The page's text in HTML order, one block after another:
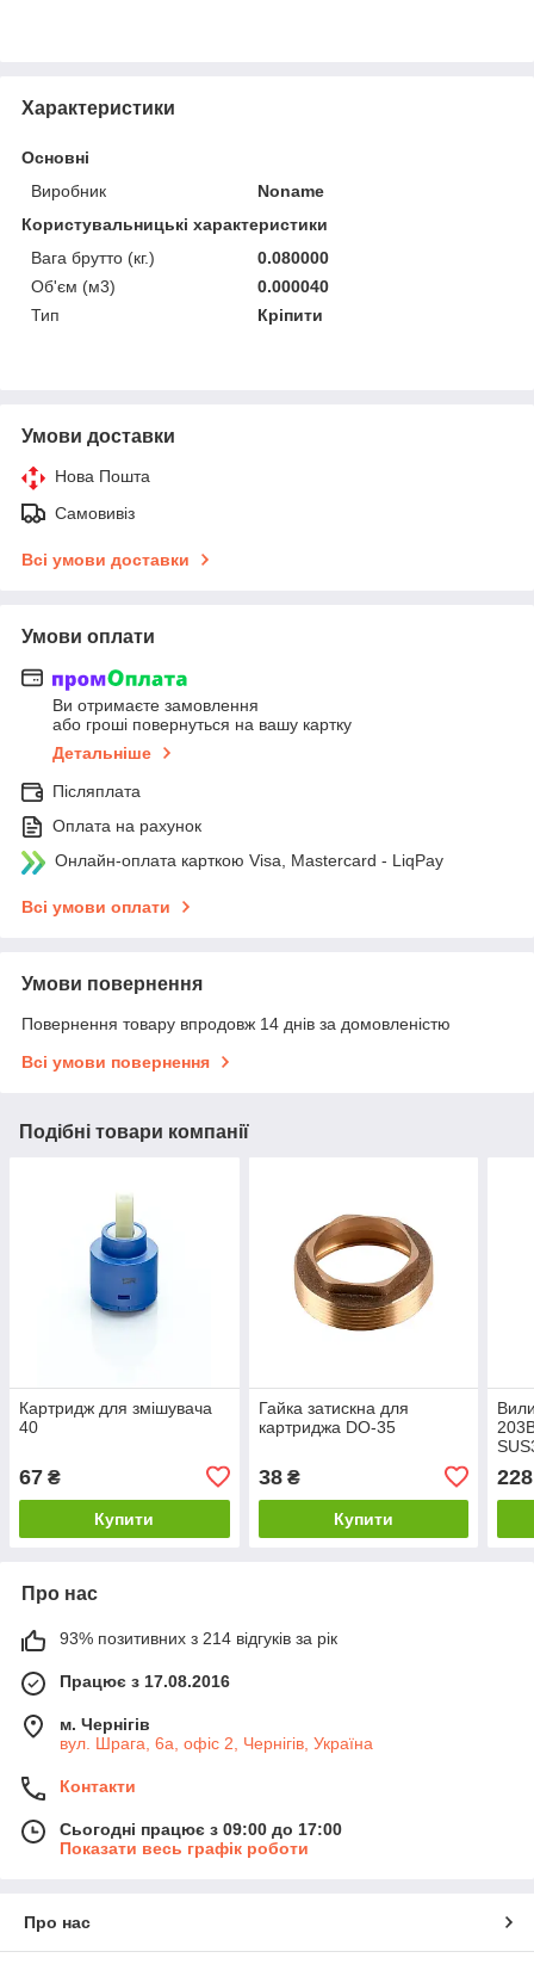
Характеристики
Основні
Виробник
Noname
Користувальницькі характеристики
Вага брутто (кг.)
0.080000
Об'єм (м3)
0.000040
Тип
Кріпити
Умови доставки
Нова Пошта
Самовивіз
Всі умови доставки
Умови оплати
Ви отримаєте замовлення
або гроші повернуться на вашу картку
Детальніше
Післяплата
Оплата на рахунок
Онлайн-оплата карткою Visa, Mastercard - LiqPay
Всі умови оплати
Умови повернення
Повернення товару впродовж 14 днів за домовленістю
Всі умови повернення
Подібні товари компанії
Картридж для змішувача
40
67 ₴
Купити
Гайка затискна для
картриджа DO-35
38₴
Купити
228
Про нас
93% позитивних з 214 відгуків за рік
Працює з 17.08.2016
м. Чернігів
вул. Шрага, 6а, офіс 2, Чернігів, Україна
Контакти
Сьогодні працює з 09:00 до 17:00
Показати весь графік роботи
Про нас